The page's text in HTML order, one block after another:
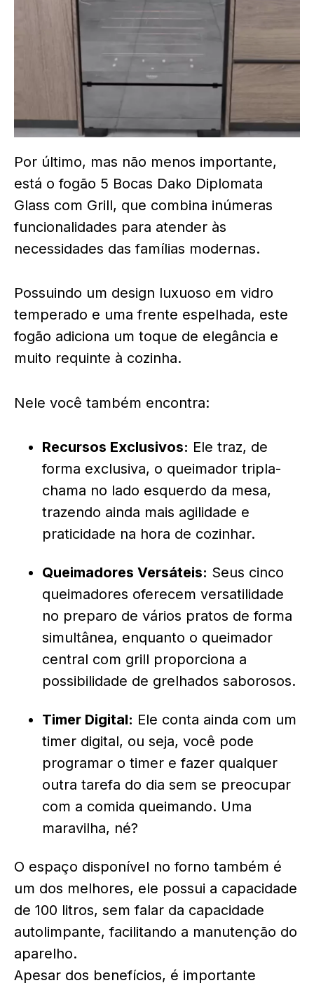
Por último, mas não menos importante,
está o fogão 5 Bocas Dako Diplomata
Glass com Grill, que combina inúmeras
funcionalidades para atender às
necessidades das famílias modernas.
Possuindo um design luxuoso em vidro
temperado e uma frente espelhada, este
fogão adiciona um toque de elegância e
muito requinte à cozinha.
Nele você também encontra:
Recursos Exclusivos: Ele traz, de
forma exclusiva, o queimador tripla-
chama no lado esquerdo da mesa,
trazendo ainda mais agilidade e
praticidade na hora de cozinhar.
Queimadores Versáteis: Seus cinco
queimadores oferecem versatilidade
no preparo de vários pratos de forma
simultânea, enquanto o queimador
central com grill proporciona a
possibilidade de grelhados saborosos.
Timer Digital: Ele conta ainda com um
timer digital, ou seja, você pode
programar o timer e fazer qualquer
outra tarefa do dia sem se preocupar
com a comida queimando. Uma
maravilha, né?
O espaço disponível no forno também é
um dos melhores, ele possui a capacidade
de 100 litros, sem falar da capacidade
autolimpante, facilitando a manutenção do
aparelho.
Apesar dos benefícios, é importante